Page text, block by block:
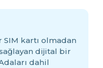
kartı olmadan
dijital bir
dahil